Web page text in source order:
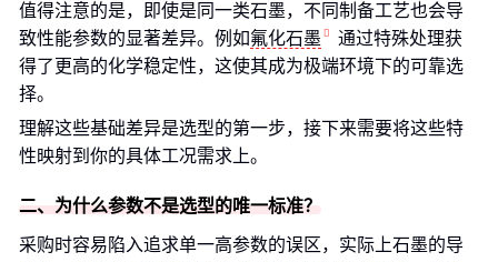
值得注意的是，即使是同一类石墨，不同制备工艺也会导
致性能参数的显著差异。例如氟化石墨
通过特殊处理获
得了更高的化学稳定性，这使其成为极端环境下的可靠选
择。
理解这些基础差异是选型的第一步，接下来需要将这些特
性映射到你的具体工况需求上。
二、为什么参数不是选型的唯一标准？
采购时容易陷入追求单一高参数的误区，实际上石墨的导